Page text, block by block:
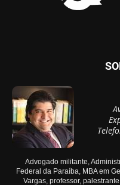
Advogado militante,
Federal da Paraíba, MBA em
Vargas, professor,